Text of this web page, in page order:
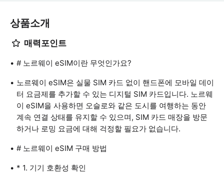
상품소개
매력포인트
# 노르웨이 eSIM이란 무엇인가요?
노르웨이 eSIM은 실물 SIM 카드 없이 핸드폰에 모바일 데이
터 요금제를 추가할 수 있는 디지털 SIM 카드입니다. 노르웨
이 eSIM을 사용하면 오슬로와 같은 도시를 여행하는 동안
계속 연결 상태를 유지할 수 있으며, SIM 카드 매장을 방문
하거나 로밍 요금에 대해 걱정할 필요가 없습니다.
# 노르웨이 eSIM 구매 방법
* 1. 기기 호환성 확인